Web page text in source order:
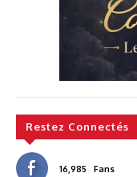
Restez Connectés
16,985 Fans